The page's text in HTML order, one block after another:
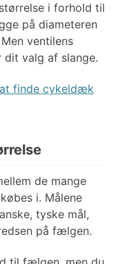
i forhold til
på diameteren
ventilens
valg af slange.
finde cykeldæk
de mange
i. Målene
tyske mål,
på fælgen.